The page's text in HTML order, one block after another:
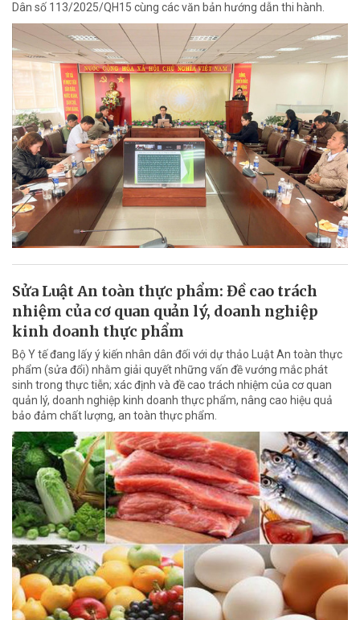
Dân số 113/2025/QH15 cùng các văn bản hướng dẫn thi hành.
Sửa Luật An toàn thực phẩm: Đề cao trách
nhiệm của cơ quan quản lý, doanh nghiệp
kinh doanh thực phẩm
Bộ Y tế đang lấy ý kiến nhân dân đối với dự thảo Luật An toàn thực
phẩm (sửa đổi) nhằm giải quyết những vấn đề vướng mắc phát
sinh trong thực tiễn; xác định và đề cao trách nhiệm của cơ quan
quản lý, doanh nghiệp kinh doanh thực phẩm, nâng cao hiệu quả
bảo đảm chất lượng, an toàn thực phẩm.